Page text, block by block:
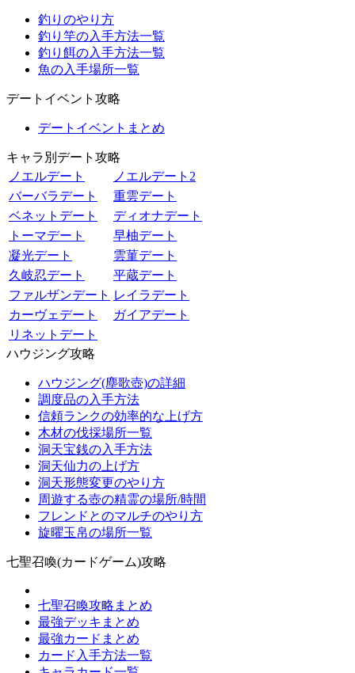
釣りのやり方
釣り竿の入手方法一覧
釣り餌の入手方法一覧
魚の入手場所一覧
デートイベント攻略
デートイベントまとめ
キャラ別デート攻略
ノエルデート
ノエルデート2
バーバラデート
重雲デート
ベネットデート
ディオナデート
トーマデート
早柚デート
凝光デート
雲菫デート
久岐忍デート
平蔵デート
ファルザンデート レイラデート
カーヴェデート
ガイアデート
リネットデート
ハウジング攻略
ハウジング(塵歌壺)の詳細
調度品の入手方法
信頼ランクの効率的な上げ方
木材の伐採場所一覧
洞天宝銭の入手方法
洞天仙力の上げ方
洞天形態変更のやり方
周遊する壺の精霊の場所/時間
フレンドとのマルチのやり方
旋曜玉帛の場所一覧
七聖召喚(カードゲーム)攻略
七聖召喚攻略まとめ
最強デッキまとめ
最強カードまとめ
カード入手方法一覧